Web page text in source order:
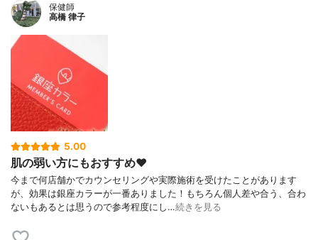
保健師
高橋 律子
5.00
肌の弱い方にもおすすめ❤️
今まで何店舗かでカウンセリングや実際施術を受けたことがあります
が、効果は銀座カラーが一番ありました！もちろん個人差や合う、合わ
ないもあるとは思うので参考程度にし…続きを見る